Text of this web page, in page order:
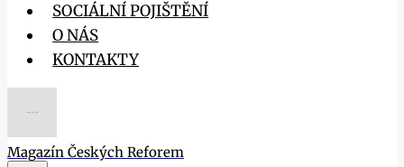
SOCIÁLNÍ POJIŠTĚNÍ
O NÁS
KONTAKTY
Magazín Českých Reforem